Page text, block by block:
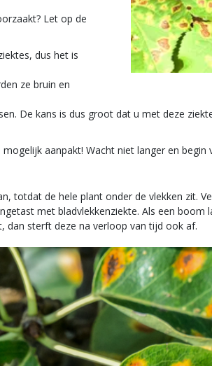
Let op de
dus het is
ze bruin en
De kans is dus groot dat u met deze
aanpakt! Wacht niet langer en begin
totdat de hele plant onder de vlekken zit.
met bladvlekkenziekte. Als een boom
dan sterft deze na verloop van tijd ook af.